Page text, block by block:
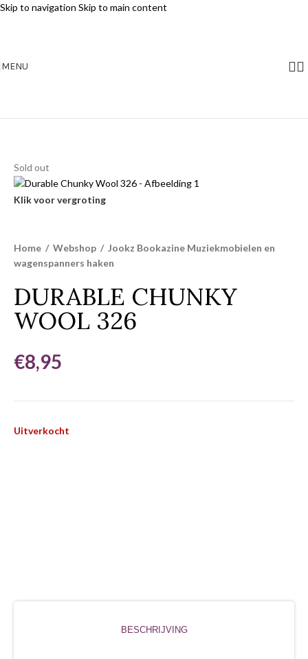
Skip to navigation Skip to main content
MENU
Sold out
Klik voor vergroting
Home / Webshop / Jookz Bookazine Muziekmobielen en
wagenspanners haken
DURABLE CHUNKY
WOOL 326
€8,95
Uitverkocht
BESCHRIJVING